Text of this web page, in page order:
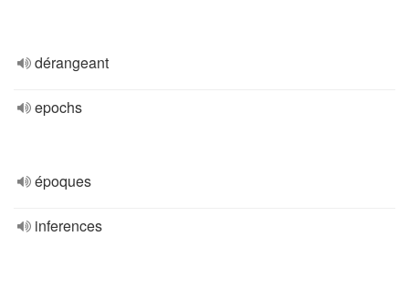
dérangeant
epochs
époques
inferences